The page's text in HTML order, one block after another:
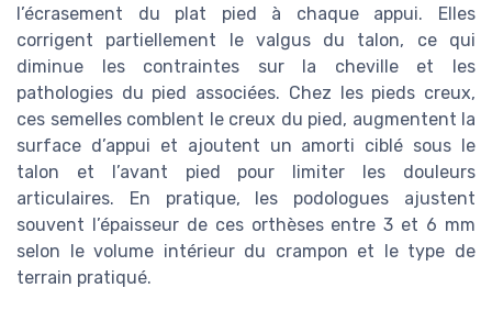
l’écrasement du plat pied à chaque appui. Elles
corrigent partiellement le valgus du talon, ce qui
diminue les contraintes sur la cheville et les
pathologies du pied associées. Chez les pieds creux,
ces semelles comblent le creux du pied, augmentent la
surface d’appui et ajoutent un amorti ciblé sous le
talon et l’avant pied pour limiter les douleurs
articulaires. En pratique, les podologues ajustent
souvent l’épaisseur de ces orthèses entre 3 et 6 mm
selon le volume intérieur du crampon et le type de
terrain pratiqué.